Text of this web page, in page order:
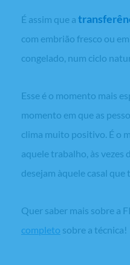
É assim que a
com embrião fresco ou
congelado, num ciclo
Esse é o momento mais
momento em que as
clima muito positivo. É o
aquele trabalho, às vezes
desejam àquele casal
Quer saber mais sobre a
completo sobre a técnica!